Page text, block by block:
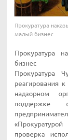
Прокуратура
малый бизнес
Прокуратура
бизнес
Прокуратура
реагирования
надзорном
поддержке
проверка